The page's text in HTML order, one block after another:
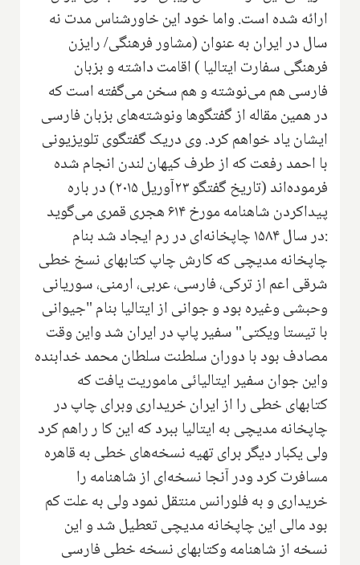
ارائه شده است‌. واما خود این خاورشناس مدت نه
سال در ایران به عنوان (مشاور فرهنگی/ رایزن
فرهنگی سفارت ایتالیا ) اقامت داشته و بزبان
فارسی هم می‌نوشته و هم سخن می‌گفته است که
در همین مقاله از گفتگوها ونوشته‌های بزبان فارسی
ایشان‌ یاد خواهم کرد‌. وی دریک گفتگوی تلویزیونی
با احمد رفعت که از طرف کیهان لندن انجام شده‌
فرموده‌اند (تاریخ گفتگو ۲۳آوریل ۲۰۱۵) در باره
پیداکردن شاهنامه مورخ ۶۱۴ هجری قمری می‌گوید
:در سال ۱۵۸۴ چاپخانه‌ای در رم ایجاد شد بنام
چاپخانه مدیچی که کارش چاپ کتابهای نسخ خطی
شرقی اعم از ترکی، فارسی، عربی، ارمنی، سوریانی
وحبشی وغیره بود و جوانی از ایتالیا بنام "جیوانی
با تیستا ویکتی" سفیر پاپ در ایران شد واین وقت
مصادف بود با دوران سلطنت سلطان محمد خدابنده
واین جوان سفیر ایتالیائی ماموریت یافت که
کتابهای خطی را از ایران خریداری وبرای چاپ در
چاپخانه مدیچی به ایتالیا ببرد که این کا ر راهم کرد
ولی یکبار دیگر برای تهیه‌ نسخه‌های خطی به قاهره
مسافرت کرد ودر آنجا‌ نسخه‌ای از شاهنامه را
خریداری و به فلورانس منتقل نمود‌ ولی به علت‌ کم
بود مالی این چاپخانه مدیچی تعطیل شد و این
نسخه از شاهنامه‌ وکتابهای نسخه خطی فارسی